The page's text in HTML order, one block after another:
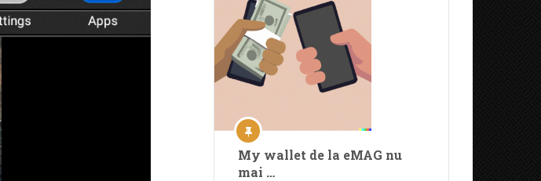
My wallet de la eMAG nu
mai …